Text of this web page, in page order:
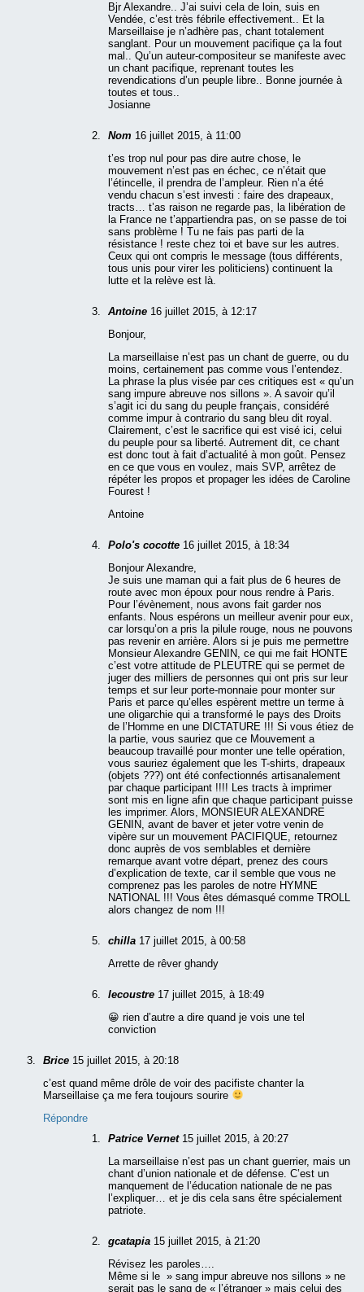
Bjr Alexandre.. J’ai suivi cela de loin, suis en
Vendée, c’est très fébrile effectivement.. Et la
Marseillaise je n’adhère pas, chant totalement
sanglant. Pour un mouvement pacifique ça la fout
mal.. Qu’un auteur-compositeur se manifeste avec
un chant pacifique, reprenant toutes les
revendications d’un peuple libre.. Bonne journée à
toutes et tous..
Josianne
Nom 16 juillet 2015, à 11:00
t’es trop nul pour pas dire autre chose, le
mouvement n’est pas en échec, ce n’était que
l’étincelle, il prendra de l’ampleur. Rien n’a été
vendu chacun s’est investi : faire des drapeaux,
tracts… t’as raison ne regarde pas, la libération de
la France ne t’appartiendra pas, on se passe de toi
sans problème ! Tu ne fais pas parti de la
résistance ! reste chez toi et bave sur les autres.
Ceux qui ont compris le message (tous différents,
tous unis pour virer les politiciens) continuent la
lutte et la relève est là.
Antoine 16 juillet 2015, à 12:17
Bonjour,
La marseillaise n’est pas un chant de guerre, ou du
moins, certainement pas comme vous l’entendez.
La phrase la plus visée par ces critiques est « qu’un
sang impure abreuve nos sillons ». A savoir qu’il
s’agit ici du sang du peuple français, considéré
comme impur à contrario du sang bleu dit royal.
Clairement, c’est le sacrifice qui est visé ici, celui
du peuple pour sa liberté. Autrement dit, ce chant
est donc tout à fait d’actualité à mon goût. Pensez
en ce que vous en voulez, mais SVP, arrêtez de
répéter les propos et propager les idées de Caroline
Fourest !
Antoine
Polo's cocotte 16 juillet 2015, à 18:34
Bonjour Alexandre,
Je suis une maman qui a fait plus de 6 heures de
route avec mon époux pour nous rendre à Paris.
Pour l’évènement, nous avons fait garder nos
enfants. Nous espérons un meilleur avenir pour eux,
car lorsqu’on a pris la pilule rouge, nous ne pouvons
pas revenir en arrière. Alors si je puis me permettre
Monsieur Alexandre GENIN, ce qui me fait HONTE
c’est votre attitude de PLEUTRE qui se permet de
juger des milliers de personnes qui ont pris sur leur
temps et sur leur porte-monnaie pour monter sur
Paris et parce qu’elles espèrent mettre un terme à
une oligarchie qui a transformé le pays des Droits
de l’Homme en une DICTATURE !!! Si vous étiez de
la partie, vous sauriez que ce Mouvement a
beaucoup travaillé pour monter une telle opération,
vous sauriez également que les T-shirts, drapeaux
(objets ???) ont été confectionnés artisanalement
par chaque participant !!!! Les tracts à imprimer
sont mis en ligne afin que chaque participant puisse
les imprimer. Alors, MONSIEUR ALEXANDRE
GENIN, avant de baver et jeter votre venin de
vipère sur un mouvement PACIFIQUE, retournez
donc auprès de vos semblables et dernière
remarque avant votre départ, prenez des cours
d’explication de texte, car il semble que vous ne
comprenez pas les paroles de notre HYMNE
NATIONAL !!! Vous êtes démasqué comme TROLL
alors changez de nom !!!
chilla 17 juillet 2015, à 00:58
Arrette de rêver ghandy
lecoustre 17 juillet 2015, à 18:49
😀 rien d’autre a dire quand je vois une tel
conviction
Brice 15 juillet 2015, à 20:18
c’est quand même drôle de voir des pacifiste chanter la
Marseillaise ça me fera toujours sourire
Répondre
Patrice Vernet 15 juillet 2015, à 20:27
La marseillaise n’est pas un chant guerrier, mais un
chant d’union nationale et de défense. C’est un
manquement de l’éducation nationale de ne pas
l’expliquer… et je dis cela sans être spécialement
patriote.
gcatapia 15 juillet 2015, à 21:20
Révisez les paroles….
Même si le » sang impur abreuve nos sillons » ne
serait pas le sang de « l’étranger » mais celui des